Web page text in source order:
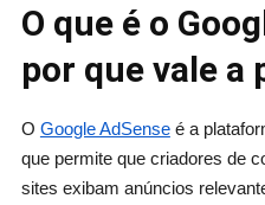
O que é o
por que vale a
O Google AdSenseé a
que permite que criadores de
sites exibam anúncios